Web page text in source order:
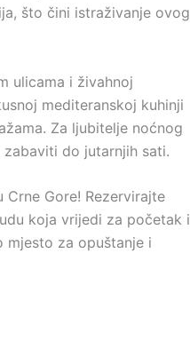
što čini istraživanje ovog
ulicama i živahnoj
mediteranskoj kuhinji
Za ljubitelje noćnog
do jutarnjih sati.
Gore! Rezervirajte
koja vrijedi za početak i
mjesto za opuštanje i